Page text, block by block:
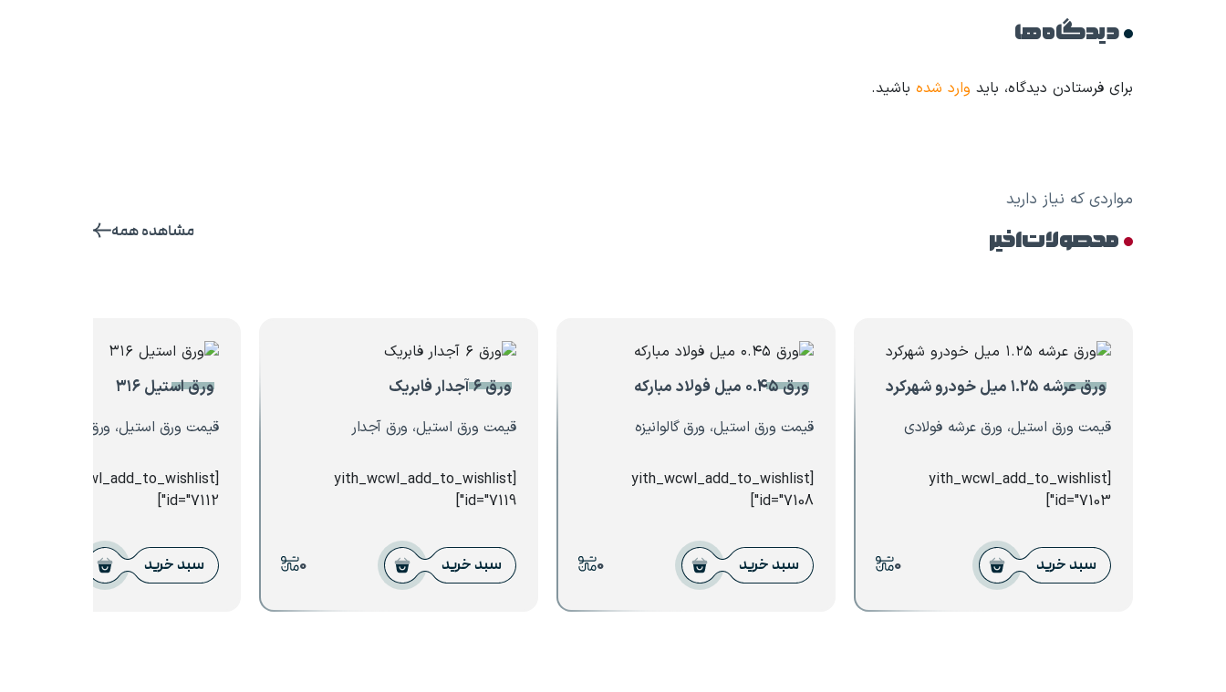
دیدگاه ها
برای فرستادن دیدگاه، باید وارد شده باشید.
مواردی که نیاز دارید
محصولات اخیر مشاهده همه
ورق عرشه ۱.۲۵ میل خودرو شهرکرد
قیمت ورق استیل، ورق عرشه فولادی
[yith_wcwl_add_to_wishlist
id="7103"]
سبد خرید 0
ورق ۰.۴۵ میل فولاد مبارکه
قیمت ورق استیل، ورق گالوانیزه
[yith_wcwl_add_to_wishlist
id="7108"]
سبد خرید 0
ورق ۶ آجدار فابریک
قیمت ورق استیل، ورق آجدار
[yith_wcwl_add_to_wishlist
id="7119"]
سبد خرید 0
ورق استیل ۳۱۶
قیمت ورق استیل، ورق استنلس
[yith_wcwl_add_to_wishlist
id="7112"]
سبد خرید